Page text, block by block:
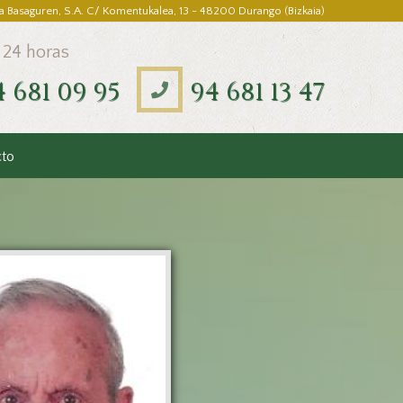
Basaguren, S.A. C/ Komentukalea, 13 - 48200 Durango (Bizkaia)
horas
681 09 95 94 681 13 47